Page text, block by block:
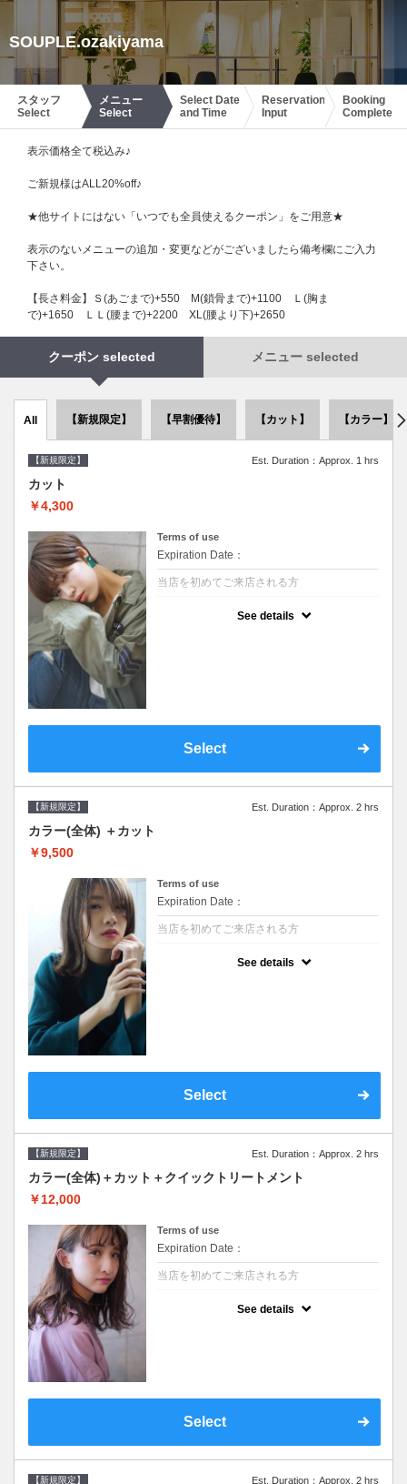
SOUPLE.ozakiyama
スタッフ
Select
メニュー
Select
Select Date
and Time
Reservation
Input
Booking
Complete
表示価格全て税込み♪
ご新規様はALL20%off♪
★他サイトにはない「いつでも全員使えるクーポン」をご用意★
表示のないメニューの追加・変更などがございましたら備考欄にご入力
下さい。
【長さ料金】Ｓ(あごまで)+550 М(鎖骨まで)+1100 Ｌ(胸ま
で)+1650 ＬＬ(腰まで)+2200 XL(腰より下)+2650
クーポン selected メニュー selected
All 【新規限定】 【早割優待】 【カット】 【カラー】
【新規限定】 Est. Duration：Approx. 1 hrs
カット
￥4,300
Terms of use
Expiration Date：
当店を初めてご来店される方
See details
Select
【新規限定】 Est. Duration：Approx. 2 hrs
カラー(全体) ＋カット
￥9,500
Terms of use
Expiration Date：
当店を初めてご来店される方
See details
Select
【新規限定】 Est. Duration：Approx. 2 hrs
カラー(全体)＋カット＋クイックトリートメント
￥12,000
Terms of use
Expiration Date：
当店を初めてご来店される方
See details
Select
【新規限定】 Est. Duration：Approx. 2 hrs